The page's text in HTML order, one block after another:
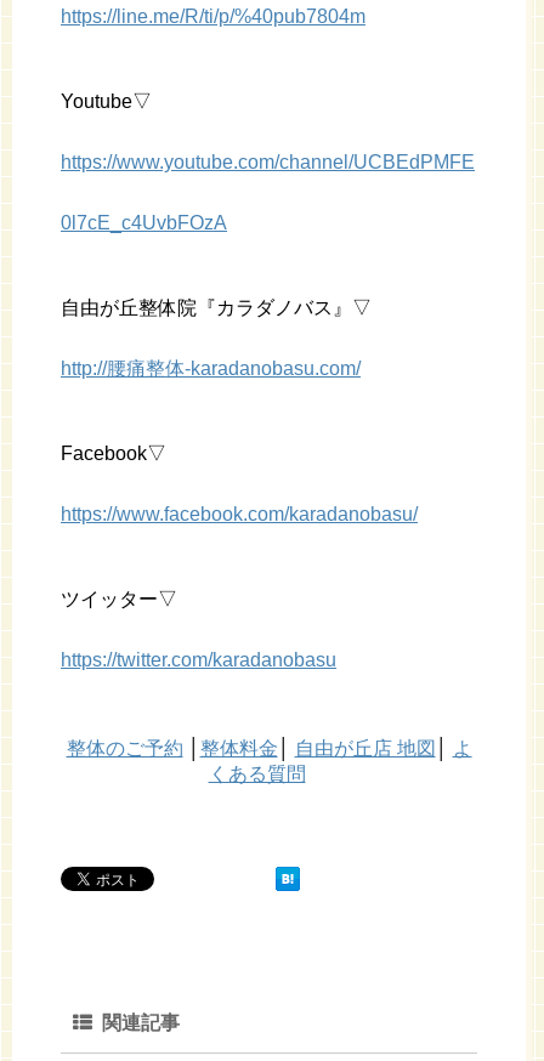
https://line.me/R/ti/p/%40pub7804m
Youtube▽
https://www.youtube.com/channel/UCBEdPMFE
0l7cE_c4UvbFOzA
自由が丘整体院『カラダノバス』▽
http://腰痛整体-karadanobasu.com/
Facebook▽
https://www.facebook.com/karadanobasu/
ツイッター▽
https://twitter.com/karadanobasu
整体のご予約 整体料金 自由が丘店 地図
よ
くある質問
関連記事